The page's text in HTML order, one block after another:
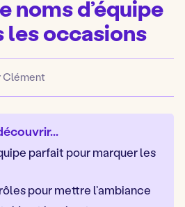
noms d’équipe
occasions
Clément
parfait pour marquer les
pour mettre l’ambiance